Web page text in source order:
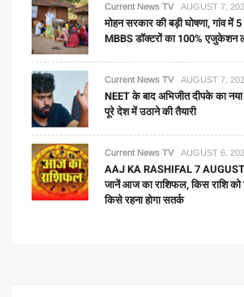
Current News TV AUGUST 7,
मोहन सरकार की बड़ी घोषणा, गांव में
MBBS डॉक्टरों का 100% एजुकेशन
Current News TV AUGUST 7,
NEET के बाद अभिजीत दीपके का
पूरे देश में उठाने की तैयारी
Current News TV AUGUST 6,
AAJ KA RASHIFAL 7
जानें आज का राशिफल, किस राशि
किसे रहना होगा सतर्क